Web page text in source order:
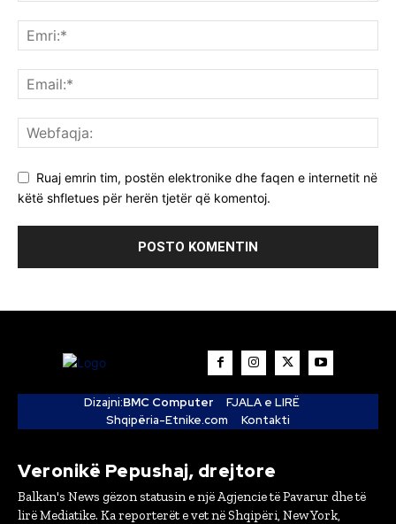
Ruaj emrin tim, postën elektronike dhe faqen e internetit në
këtë shfletues për herën tjetër që komentoj.
Dizajni:BMC Computer
FJALA e LIRË
Shqipëria-Etnike.com
Kontakti
Veronikë Pepushaj, drejtore
Balkan's News gëzon statusin e një Agjencie të Pavarur dhe të
lirë Mediatike. Ka reporterët e vet në Shqipëri, New York,